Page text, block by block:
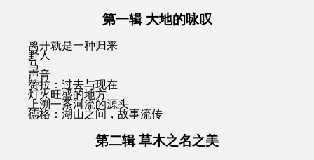
第一辑 大地的咏叹
离开就是一种归来
野人
马
声音
赞拉：过去与现在
灯火旺盛的地方
上溯一条河流的源头
德格：湖山之间，故事流传
第二辑 草木之名之美